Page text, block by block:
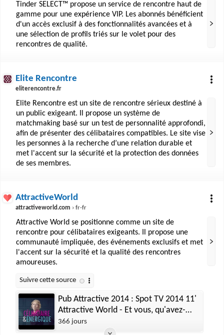
sites privilégient la qualité des profils et la sécurité,
assurant des relations durables et de qualité.
Tinder SELECT™ propose un service de rencontre haut de
gamme pour une expérience VIP. Les abonnés bénéficient
d'un accès exclusif à des fonctionnalités avancées et à
une sélection de profils triés sur le volet pour des
rencontres de qualité.
Elite Rencontre
eliterencontre.fr
Elite Rencontre est un site de rencontre sérieux destiné à
un public exigeant. Il propose un système de
matchmaking basé sur un test de personnalité approfondi,
afin de présenter des célibataires compatibles. Le site vise
les personnes à la recherche d’une relation durable et
met l'accent sur la sécurité et la protection des données
de ses membres.
AttractiveWorld
attractiveworld.com › fr-fr
Attractive World se positionne comme un site de
rencontre pour célibataires exigeants. Il propose une
communauté impliquée, des événements exclusifs et met
l'accent sur la sécurité et la qualité des rencontres
amoureuses.
Pub Attractive 2014 : Spot TV 2014 11'
Attractive World - Et vous, qu'avez-
vous d'Attractive ?
366 jours